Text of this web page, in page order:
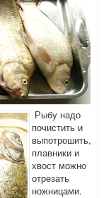
Рыбу надо
почистить и
выпотрошить,
плавники и
хвост можно
отрезать
ножницами.